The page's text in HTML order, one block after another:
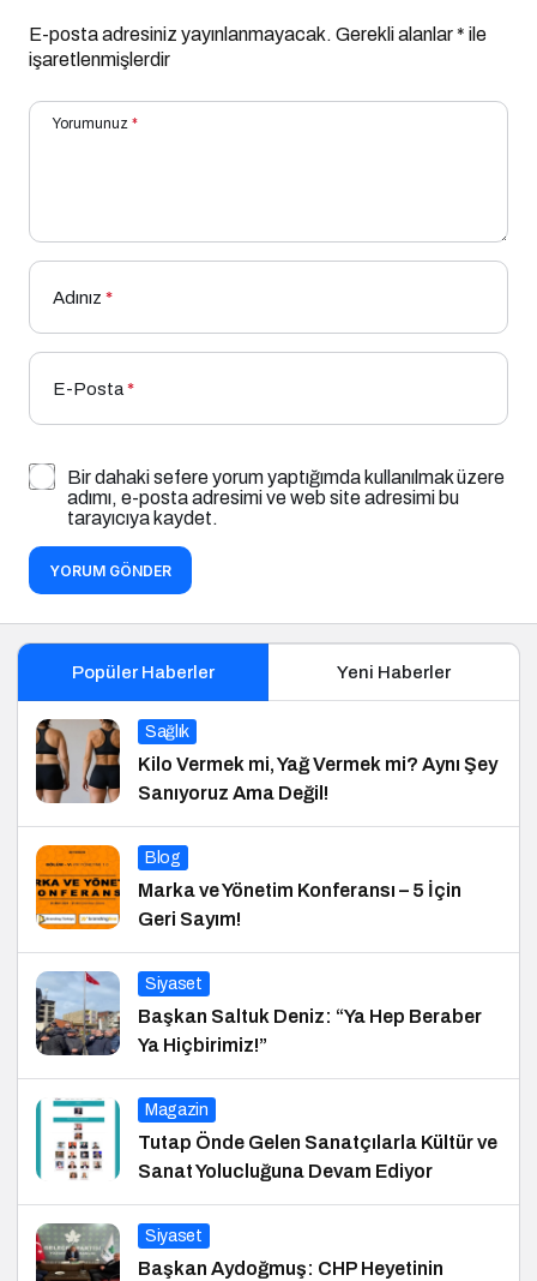
E-posta adresiniz yayınlanmayacak. Gerekli alanlar* ile
işaretlenmişlerdir
Yorumunuz *
Adınız *
E-Posta*
Bir dahaki sefere yorum yaptığımda kullanılmak üzere
adımı, e-posta adresimi ve web site adresimi bu
tarayıcıya kaydet.
YORUM GÖNDER
Popüler Haberler Yeni Haberler
Sağlık
Kilo Vermek mi, Yağ Vermek mi? Aynı Şey
Sanıyoruz Ama Değil!
Blog
Marka ve Yönetim Konferansı – 5 İçin
Geri Sayım!
Siyaset
Başkan Saltuk Deniz: “Ya Hep Beraber
Ya Hiçbirimiz!”
Magazin
Tutap Önde Gelen Sanatçılarla Kültür ve
Sanat Yolucluğuna Devam Ediyor
Siyaset
Başkan Aydoğmuş: CHP Heyetinin